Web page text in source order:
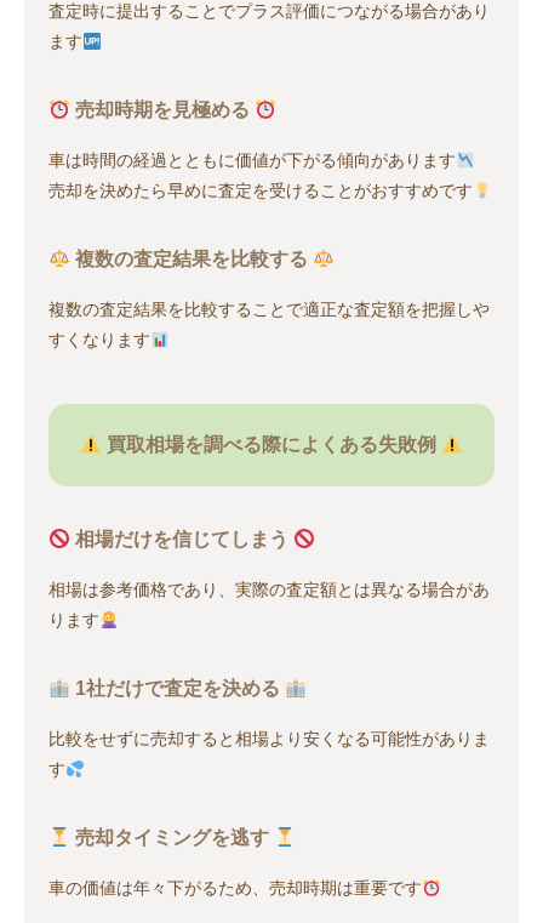
査定時に提出することでプラス評価につながる場合があり
ます
売却時期を見極める
車は時間の経過とともに価値が下がる傾向があります
売却を決めたら早めに査定を受けることがおすすめです
複数の査定結果を比較する
複数の査定結果を比較することで適正な査定額を把握しや
すくなります
買取相場を調べる際によくある失敗例
相場だけを信じてしまう
相場は参考価格であり、実際の査定額とは異なる場合があ
ります
1社だけで査定を決める
比較をせずに売却すると相場より安くなる可能性がありま
す
売却タイミングを逃す
車の価値は年々下がるため、売却時期は重要です